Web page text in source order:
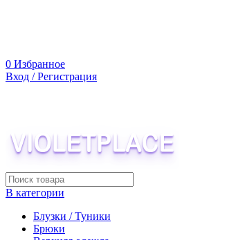
0 Избранное
Вход / Регистрация
В категории
Блузки / Туники
Брюки